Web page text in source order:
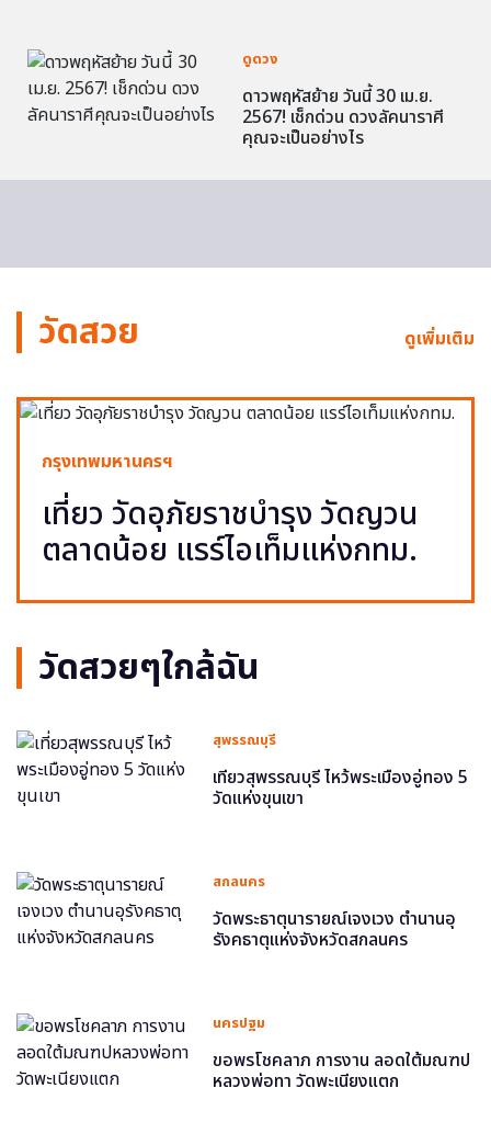
ดูดวง
ดาวพฤหัสย้าย วันนี้ 30 เม.ย.
2567! เช็กด่วน ดวงลัคนาราศี
คุณจะเป็นอย่างไร
วัดสวย ดูเพิ่มเติม
กรุงเทพมหานครฯ
เที่ยว วัดอุภัยราชบำรุง วัดญวน
ตลาดน้อย แรร์ไอเท็มแห่งกทม.
วัดสวยๆใกล้ฉัน
สุพรรณบุรี
เที่ยวสุพรรณบุรี ไหว้พระเมืองอู่ทอง 5
วัดแห่งขุนเขา
สกลนคร
วัดพระธาตุนารายณ์เจงเวง ตำนานอุ
รังคธาตุแห่งจังหวัดสกลนคร
นครปฐม
ขอพรโชคลาภ การงาน ลอดใต้มณฑป
หลวงพ่อทา วัดพะเนียงแตก